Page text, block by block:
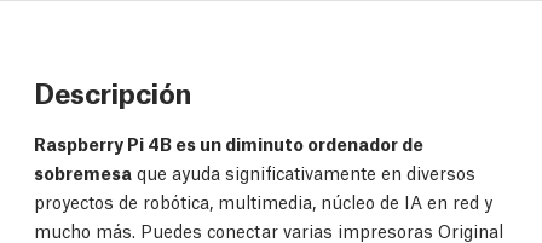
Descripción
Raspberry Pi 4B es un diminuto ordenador de
sobremesa que ayuda significativamente en diversos
proyectos de robótica, multimedia, núcleo de IA en red y
mucho más. Puedes conectar varias impresoras Original